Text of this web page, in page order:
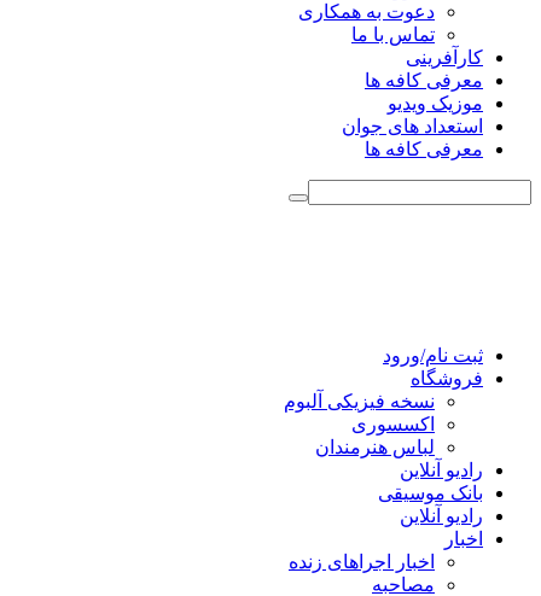
دعوت به همکاری
تماس با ما
کارآفرینی
معرفی کافه ها
موزیک ویدیو
استعداد های جوان
معرفی کافه ها
ثبت نام/ورود
فروشگاه
نسخه فیزیکی آلبوم
اکسسوری
لباس هنرمندان
رادیو آنلاین
بانک موسیقی
رادیو آنلاین
اخبار
اخبار اجراهای زنده
مصاحبه